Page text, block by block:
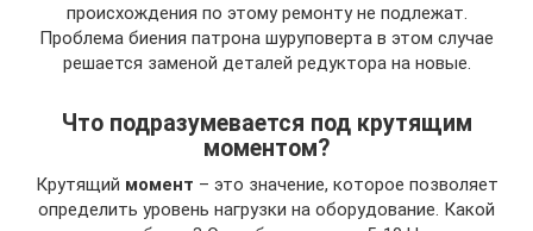
происхождения по этому ремонту не подлежат.
Проблема биения патрона шуруповерта в этом случае
решается заменой деталей редуктора на новые.
Что подразумевается под крутящим
моментом?
Крутящий момент – это значение, которое позволяет
определить уровень нагрузки на оборудование. Какой